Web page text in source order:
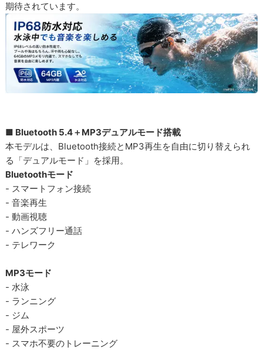
期待されています。
■ Bluetooth 5.4＋MP3デュアルモード搭載
本モデルは、Bluetooth接続とMP3再生を自由に切り替えられ
る「デュアルモード」を採用。
Bluetoothモード
- スマートフォン接続
- 音楽再生
- 動画視聴
- ハンズフリー通話
- テレワーク
MP3モード
- 水泳
- ランニング
- ジム
- 屋外スポーツ
- スマホ不要のトレーニング